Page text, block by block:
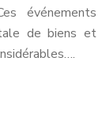
événements
de biens et